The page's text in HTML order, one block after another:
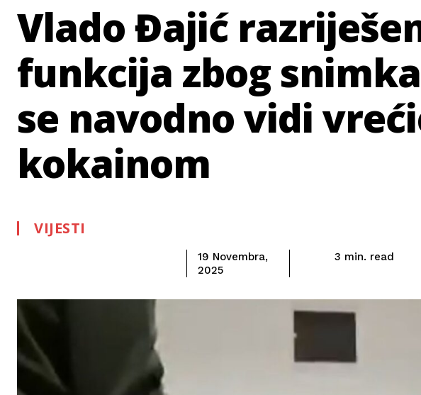
Vlado Đajić
funkcija zbog
se navodno vidi
kokainom
VIJESTI
19 Novembra,
2025
3 min. read